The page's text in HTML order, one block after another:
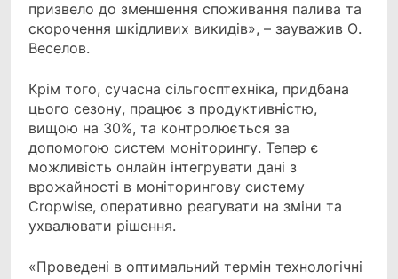
призвело до зменшення споживання палива та
скорочення шкідливих викидів», – зауважив О.
Веселов.
Крім того, сучасна сільгосптехніка, придбана
цього сезону, працює з продуктивністю,
вищою на 30%, та контролюється за
допомогою систем моніторингу. Тепер є
можливість онлайн інтегрувати дані з
врожайності в моніторингову систему
Cropwise, оперативно реагувати на зміни та
ухвалювати рішення.
«Проведені в оптимальний термін технологічні